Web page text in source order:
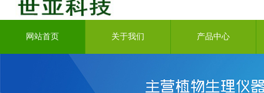
网站首页 关于我们 产品中心